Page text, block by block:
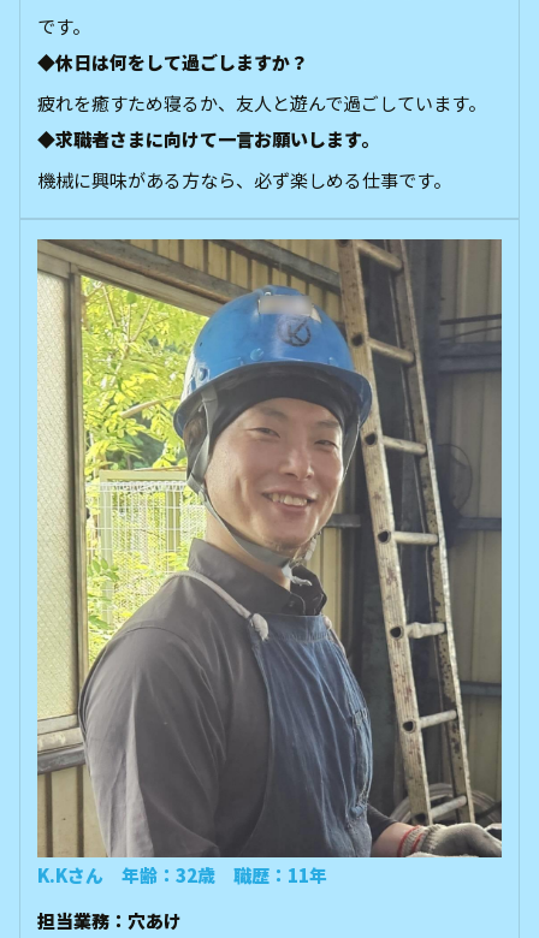
です。
◆休日は何をして過ごしますか？
疲れを癒すため寝るか、友人と遊んで過ごしています。
◆求職者さまに向けて一言お願いします。
機械に興味がある方なら、必ず楽しめる仕事です。
K.Kさん 年齢：32歳 職歴：11年
担当業務：穴あけ